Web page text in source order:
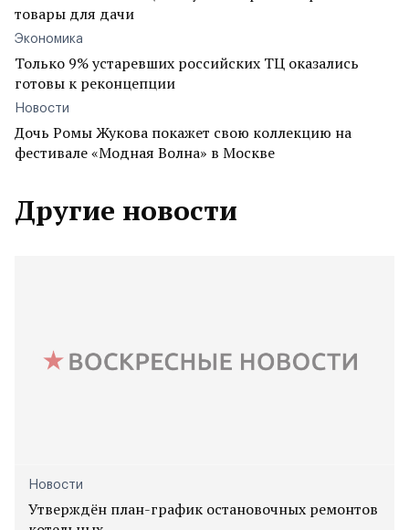
товары для дачи
Экономика
Только 9% устаревших российских ТЦ оказались
готовы к реконцепции
Новости
Дочь Ромы Жукова покажет свою коллекцию на
фестивале «Модная Волна» в Москве
Другие новости
Новости
Утверждён план-график остановочных ремонтов